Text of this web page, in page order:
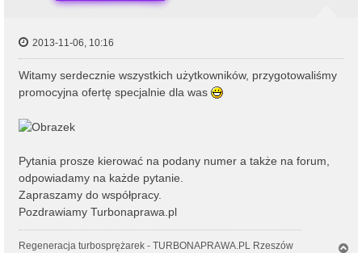
2013-11-06, 10:16
Witamy serdecznie wszystkich użytkowników, przygotowaliśmy
promocyjna ofertę specjalnie dla was
Pytania prosze kierować na podany numer a także na forum,
odpowiadamy na każde pytanie.
Zapraszamy do współpracy.
Pozdrawiamy Turbonaprawa.pl
Regeneracja turbosprężarek - TURBONAPRAWA.PL Rzeszów